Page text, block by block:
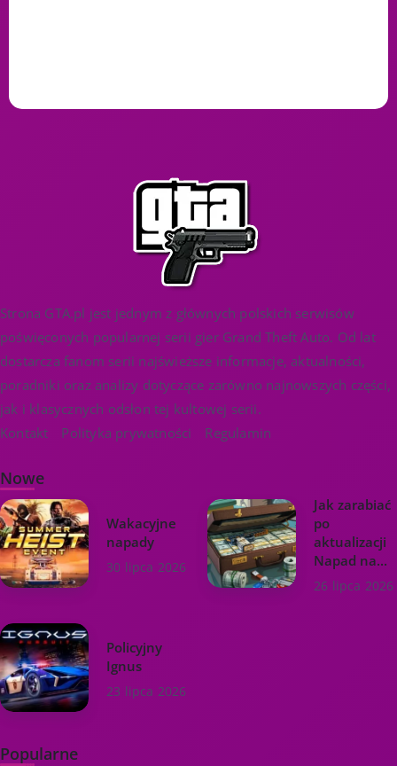
Strona GTA.pl jest jednym z głównych polskich serwisów
poświęconych popularnej serii gier Grand Theft Auto. Od lat
dostarcza fanom serii najświeższe informacje, aktualności,
poradniki oraz analizy dotyczące zarówno najnowszych części,
jak i klasycznych odsłon tej kultowej serii.
Kontakt
Polityka prywatności Regulamin
Nowe
Wakacyjne
napady
30 lipca 2026
Jak zarabiać
po
aktualizacji
Napad na...
26 lipca 2026
Policyjny
Ignus
23 lipca 2026
Popularne